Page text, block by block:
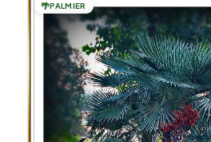
🌴PALMIER